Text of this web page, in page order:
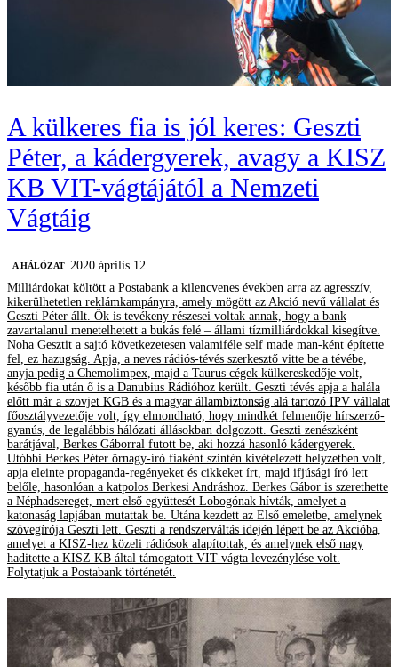
A külkeres fia is jól keres: Geszti
Péter, a kádergyerek, avagy a KISZ
KB VIT-vágtájától a Nemzeti
Vágtáig
A HÁLÓZAT
2020 április 12.
Milliárdokat költött a Postabank a kilencvenes években arra az agresszív,
kikerülhetetlen reklámkampányra, amely mögött az Akció nevű vállalat és
Geszti Péter állt. Ők is tevékeny részesei voltak annak, hogy a bank
zavartalanul menetelhetett a bukás felé – állami tízmilliárdokkal kisegítve.
Noha Gesztit a sajtó következetesen valamiféle self made man-ként építette
fel, ez hazugság. Apja, a neves rádiós-tévés szerkesztő vitte be a tévébe,
anyja pedig a Chemolimpex, majd a Taurus cégek külkereskedője volt,
később fia után ő is a Danubius Rádióhoz került. Geszti tévés apja a halála
előtt már a szovjet KGB és a magyar állambiztonság alá tartozó IPV vállalat
főosztályvezetője volt, így elmondható, hogy mindkét felmenője hírszerző-
gyanús, de legalábbis hálózati állásokban dolgozott. Geszti zenészként
barátjával, Berkes Gáborral futott be, aki hozzá hasonló kádergyerek.
Utóbbi Berkes Péter őrnagy-író fiaként szintén kivételezett helyzetben volt,
apja eleinte propaganda-regényeket és cikkeket írt, majd ifjúsági író lett
belőle, hasonlóan a katpolos Berkesi Andráshoz. Berkes Gábor is szerethette
a Néphadsereget, mert első együttesét Lobogónak hívták, amelyet a
katonaság lapjában mutattak be. Utána kezdett az Első emeletbe, amelynek
szövegírója Geszti lett. Geszti a rendszerváltás idején lépett be az Akcióba,
amelyet a KISZ-hez közeli rádiósok alapítottak, és amelynek első nagy
haditette a KISZ KB által támogatott VIT-vágta levezénylése volt.
Folytatjuk a Postabank történetét.